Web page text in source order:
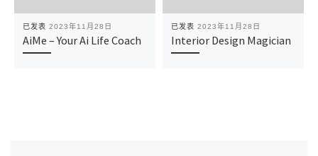
已发表 2023年11月28日
AiMe – Your Ai Life Coach
已发表 2023年11月28日
Interior Design Magician